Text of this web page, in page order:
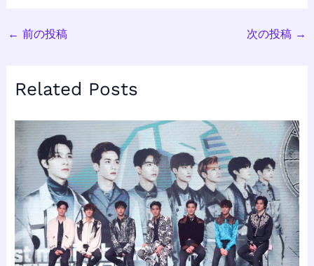
← 前の投稿 次の投稿 →
Related Posts